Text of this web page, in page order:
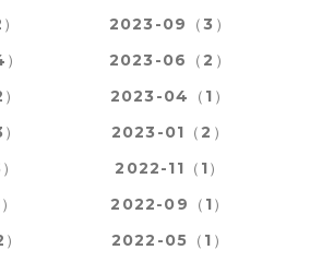
2023-09（3）
2023-06（2）
2023-04（1）
2023-01（2）
2022-11（1）
2022-09（1）
2022-05（1）